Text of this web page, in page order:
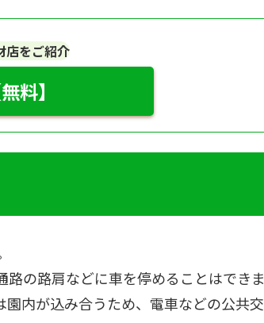
店をご紹介
料】
の路肩などに車を停めることはできま
内が込み合うため、電車などの公共交